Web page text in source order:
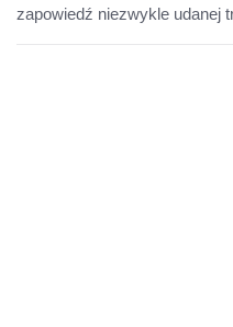
zapowiedź niezwykle udanej